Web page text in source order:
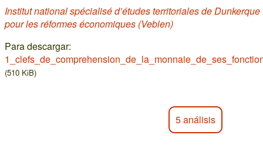
Institut national spécialisé d’études territoriales de
pour les réformes économiques (Veblen)
Para descargar:
(510 KiB)
5 análisis